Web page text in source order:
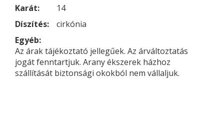
Karát:
14
Díszítés:
cirkónia
Egyéb:
Az árak tájékoztató jellegűek. Az árváltoztatás
jogát fenntartjuk. Arany ékszerek házhoz
szállítását biztonsági okokból nem vállaljuk.